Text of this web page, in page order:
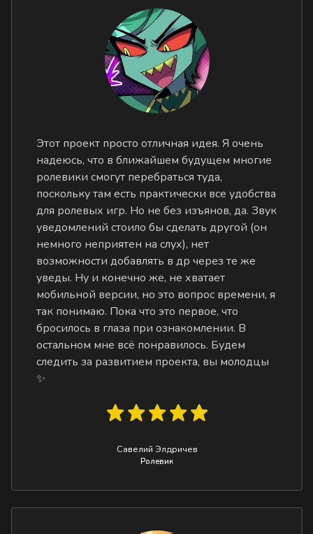
Этот проект просто отличная идея. Я очень
надеюсь, что в ближайшем будущем многие
ролевики смогут перебраться туда,
поскольку там есть практически все удобства
для ролевых игр. Но не без изъянов, да. Звук
уведомлений стоило бы сделать другой (он
немного неприятен на слух), нет
возможности добавлять в др через те же
уведы. Ну и конечно же, не хватает
мобильной версии, но это вопрос времени, я
так понимаю. Пока что это первое, что
бросилось в глаза при ознакомлении. В
остальном мне всё понравилось. Будем
следить за развитием проекта, вы молодцы
✨
Савелий Элдричев
Ролевик